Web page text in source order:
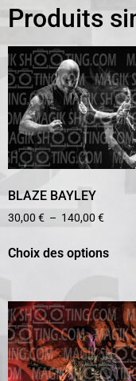
Produits
BLAZE BAYLEY
30,00 € – 140,00 €
Choix des options